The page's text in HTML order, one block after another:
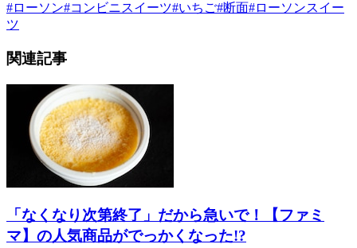
#ローソン#コンビニスイーツ#いちご#断面#ローソンスイー
ツ
関連記事
「なくなり次第終了」だから急いで！【ファミ
マ】の人気商品がでっかくなった!?